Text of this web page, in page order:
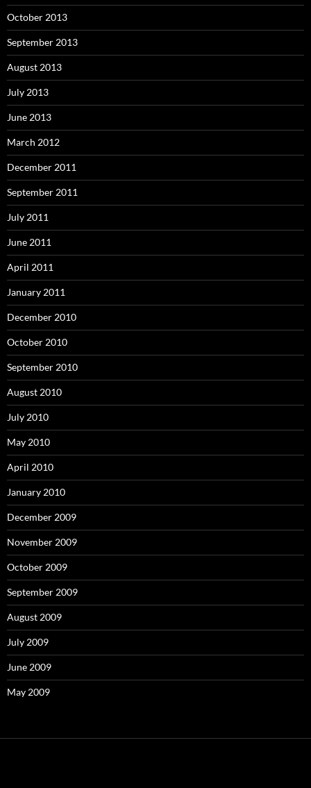
October 2013
September 2013
August 2013
July 2013
June 2013
March 2012
December 2011
September 2011
July 2011
June 2011
April 2011
January 2011
December 2010
October 2010
September 2010
August 2010
July 2010
May 2010
April 2010
January 2010
December 2009
November 2009
October 2009
September 2009
August 2009
July 2009
June 2009
May 2009